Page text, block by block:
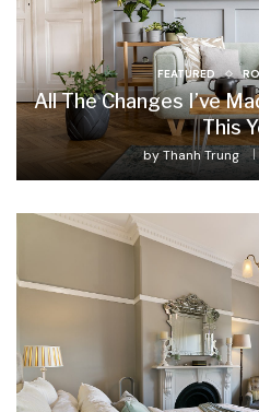
FEATURED
All The Changes I’ve
This
byThanh Trung